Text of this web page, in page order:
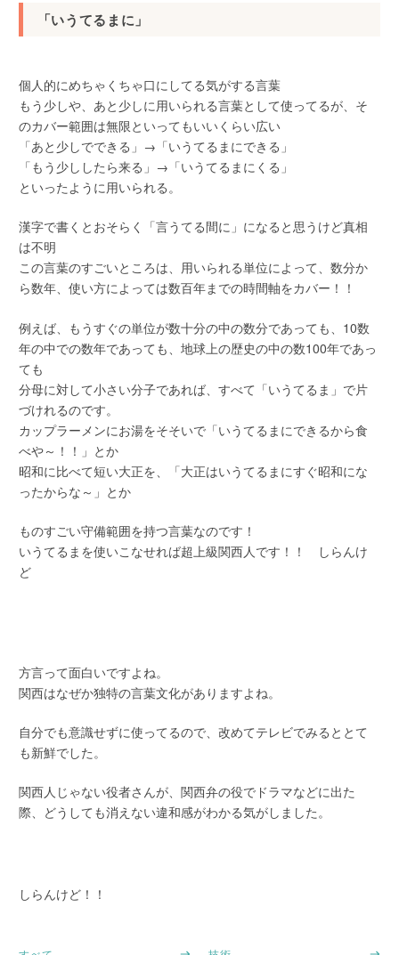
「いうてるまに」
個人的にめちゃくちゃ口にしてる気がする言葉
もう少しや、あと少しに用いられる言葉として使ってるが、そ
のカバー範囲は無限といってもいいくらい広い
「あと少しでできる」→「いうてるまにできる」
「もう少ししたら来る」→「いうてるまにくる」
といったように用いられる。
漢字で書くとおそらく「言うてる間に」になると思うけど真相
は不明
この言葉のすごいところは、用いられる単位によって、数分か
ら数年、使い方によっては数百年までの時間軸をカバー！！
例えば、もうすぐの単位が数十分の中の数分であっても、10数
年の中での数年であっても、地球上の歴史の中の数100年であっ
ても
分母に対して小さい分子であれば、すべて「いうてるま」で片
づけれるのです。
カップラーメンにお湯をそそいで「いうてるまにできるから食
べや～！！」とか
昭和に比べて短い大正を、「大正はいうてるまにすぐ昭和にな
ったからな～」とか
ものすごい守備範囲を持つ言葉なのです！
いうてるまを使いこなせれば超上級関西人です！！ しらんけ
ど
方言って面白いですよね。
関西はなぜか独特の言葉文化がありますよね。
自分でも意識せずに使ってるので、改めてテレビでみるととて
も新鮮でした。
関西人じゃない役者さんが、関西弁の役でドラマなどに出た
際、どうしても消えない違和感がわかる気がしました。
しらんけど！！